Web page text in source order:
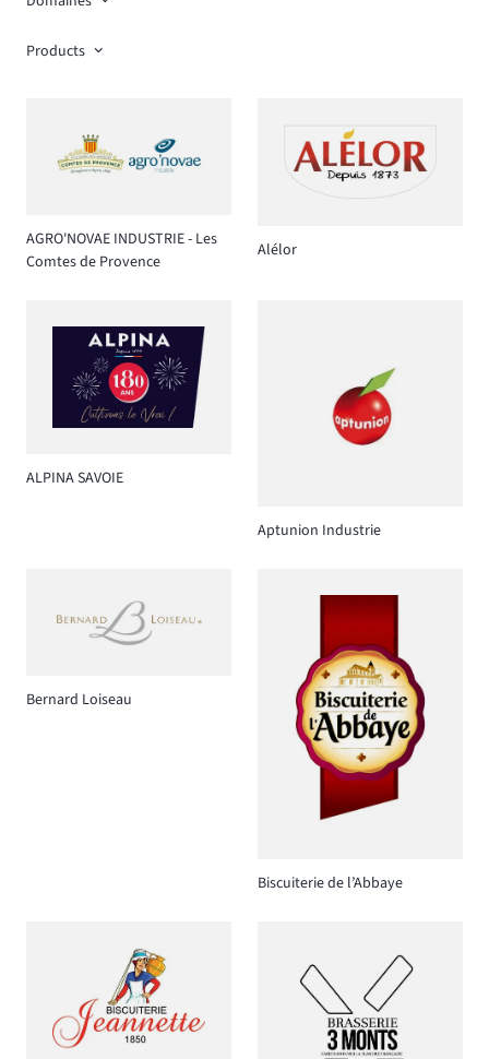
Products
AGRO'NOVAE INDUSTRIE - Les
Comtes de Provence
Alélor
ALPINA SAVOIE
Aptunion Industrie
Bernard Loiseau
Biscuiterie de l’Abbaye